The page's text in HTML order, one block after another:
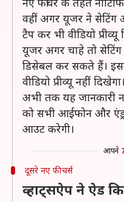
वहीं अगर यूजर ने सेटिंग
टैप कर भी वीडियो
यूजर अगर चाहे तो सेटिंग
डिसेबल कर सकते हैं।
वीडियो प्रीव्यू नहीं दिखेगा।
अभी तक यह जानकारी
को सभी आईफोन और
आउट करेगी।
आपने
दूसरे नए फीचर्स
व्हाट्सऐप ने ऐड